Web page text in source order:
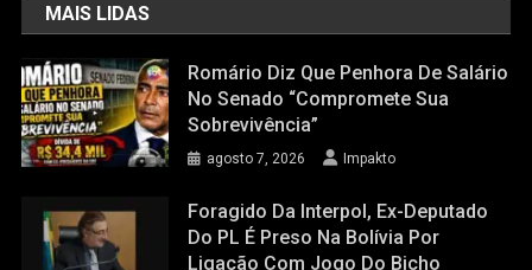
MAIS LIDAS
Romário Diz Que Penhora De Salário
No Senado “compromete Sua
Sobrevivência”
agosto 7, 2026 Impakto
Foragido Da Interpol, Ex-Deputado
Do PL É Preso Na Bolívia Por
Ligação Com Jogo Do Bicho